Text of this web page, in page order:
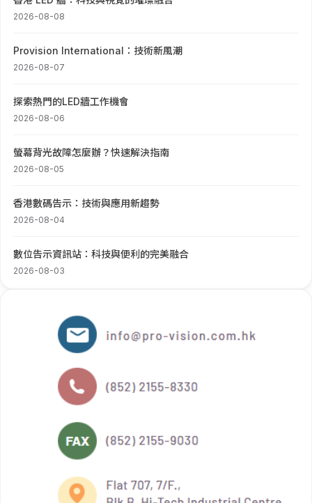
2026-08-08
Provision International：技術新風潮
2026-08-07
探索熱門的LED牆工作機會
2026-08-06
螢幕背光故障怎麼辦？快速解決指南
2026-08-05
香港數碼告示：技術與應用新趨勢
2026-08-04
數位告示資訊站：科技與便利的完美融合
2026-08-03